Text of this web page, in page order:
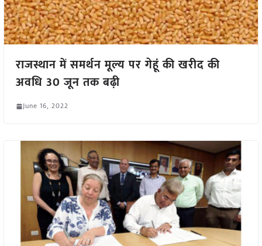
राजस्थान में समर्थन मूल्य पर गेहूं की खरीद की
अवधि 30 जून तक बढ़ी
June 16, 2022